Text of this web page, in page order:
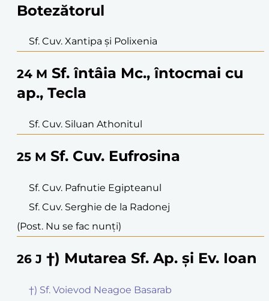
Botezătorul
Sf. Cuv. Xantipa și Polixenia
24 M Sf. întâia Mc., întocmai cu
ap., Tecla
Sf. Cuv. Siluan Athonitul
25 M Sf. Cuv. Eufrosina
Sf. Cuv. Pafnutie Egipteanul
Sf. Cuv. Serghie de la Radonej
(Post. Nu se fac nunți)
26 J †) Mutarea Sf. Ap. și Ev. Ioan
†) Sf. Voievod Neagoe Basarab